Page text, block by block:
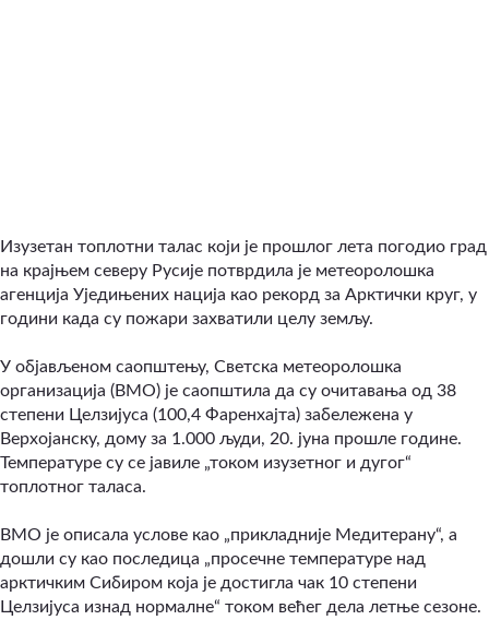
Изузетан топлотни талас који је прошлог лета погодио град
на крајњем северу Русије потврдила је метеоролошка
агенција Уједињених нација као рекорд за Арктички круг, у
години када су пожари захватили целу земљу.
У објављеном саопштењу, Светска метеоролошка
организација (ВМО) је саопштила да су очитавања од 38
степени Целзијуса (100,4 Фаренхајта) забележена у
Верхојанску, дому за 1.000 људи, 20. јуна прошле године.
Температуре су се јавиле „током изузетног и дугог“
топлотног таласа.
ВМО је описала услове као „прикладније Медитерану“, а
дошли су као последица „просечне температуре над
арктичким Сибиром која је достигла чак 10 степени
Целзијуса изнад нормалне“ током већег дела летње сезоне.